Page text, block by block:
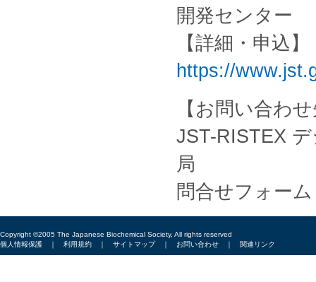
開発センター
【詳細・申込】
https://
【お問い合わ
JST-RISTEX
局
問合せフォー
Copyright ©2005 The Japanese Biochemical Society, All rights reserved
個人情報保護 ｜ 利用規約 ｜ サイトマップ｜ お問い合わせ ｜ 関連リンク